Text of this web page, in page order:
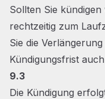
Sollten Sie
rechtzeitig zum
Sie die
Kündigungsfrist
9.3
Die Kündigung